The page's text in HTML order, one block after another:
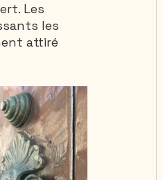
jours et plus
Les
les
attiré